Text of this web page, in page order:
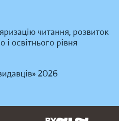
читання, розвиток
освітнього рівня
2026